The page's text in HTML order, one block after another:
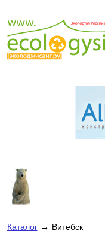
Каталог→ Витебск